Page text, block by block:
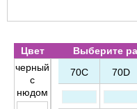
Цвет Выберите
черный
с
нюдом
70C 70D